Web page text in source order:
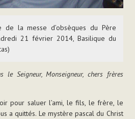
de la messe d’obsèques du Père
21 février 2014, Basilique du
Seigneur, Monseigneur, chers frères
pour saluer l’ami, le fils, le frère, le
a quittés. Le mystère pascal du Christ